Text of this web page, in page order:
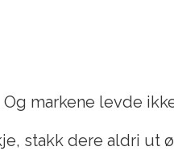
markene levde
stakk dere aldri ut